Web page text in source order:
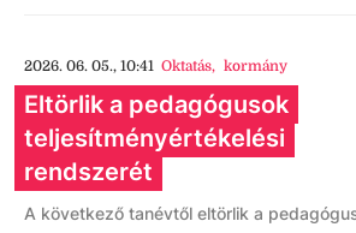
2026. 06. 05., 10:41 Oktatás, kormány
Eltörlik a pedagógusok
teljesítményértékelési
rendszerét
A következő tanévtől eltörlik a